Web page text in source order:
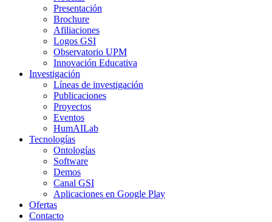
Presentación
Brochure
Afiliaciones
Logos GSI
Observatorio UPM
Innovación Educativa
Investigación
Líneas de investigación
Publicaciones
Proyectos
Eventos
HumAILab
Tecnologías
Ontologías
Software
Demos
Canal GSI
Aplicaciones en Google Play
Ofertas
Contacto